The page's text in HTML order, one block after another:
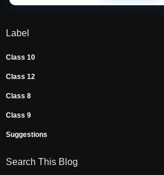
Label
Class 10
Class 12
Class 8
Class 9
Suggestions
Search This Blog